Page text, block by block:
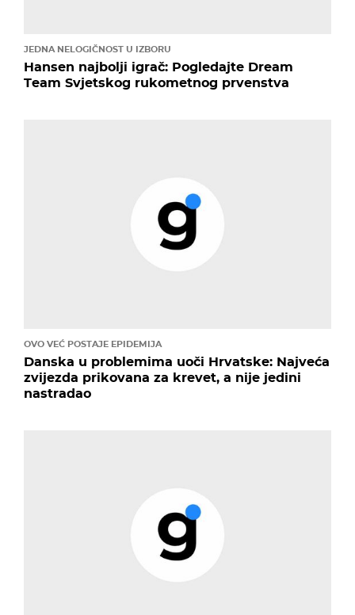
JEDNA NELOGIČNOST U IZBORU
Hansen najbolji igrač: Pogledajte Dream
Team Svjetskog rukometnog prvenstva
OVO VEĆ POSTAJE EPIDEMIJA
Danska u problemima uoči Hrvatske: Najveća
zvijezda prikovana za krevet, a nije jedini
nastradao